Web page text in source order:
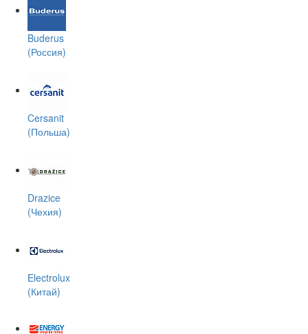
Buderus
(Россия)
Cersanit
(Польша)
Drazice
(Чехия)
Electrolux
(Китай)